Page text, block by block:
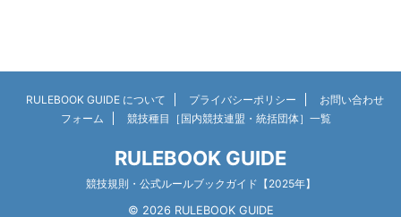
RULEBOOK GUIDE について プライバシーポリシー
お問い合わせ
フォーム
競技種目［国内競技連盟・統括団体］一覧
RULEBOOK GUIDE
競技規則・公式ルールブックガイド【2025年】
© 2026 RULEBOOK GUIDE